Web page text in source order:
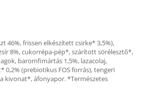
46%, frissen elkészített csirke* 3,5%),
8%, cukorrépa-pép*, szárított sörélesztő*,
baromfimártás 1,5%, lazacolaj,
(prebiotikus FOS forrás), tengeri
kivonat*, áfonyapor. *Természetes